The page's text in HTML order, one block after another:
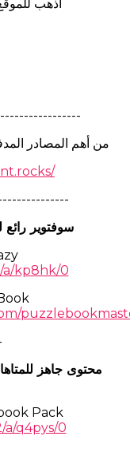
اذهب
من أهم المصادر
سوفتوير رائع
a/kp8hk/0
محتوى جاهز
Pack
a/q4pys/0